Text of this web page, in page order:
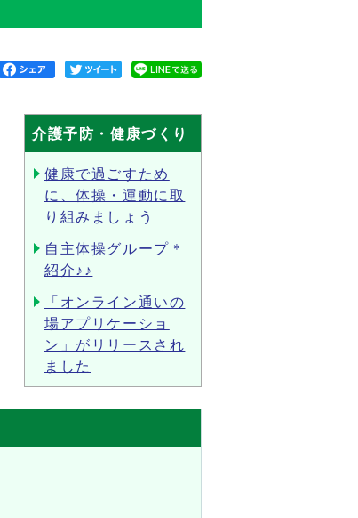
介護予防・健康づくり
健康で過ごすため
に、体操・運動に取
り組みましょう
自主体操グループ＊
紹介♪♪
「オンライン通いの
場アプリケーショ
ン」がリリースされ
ました